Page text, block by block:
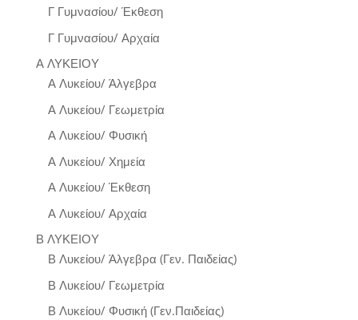
Γ Γυμνασίου/ Έκθεση
Γ Γυμνασίου/ Αρχαία
Α ΛΥΚΕΙΟΥ
Α Λυκείου/ Άλγεβρα
Α Λυκείου/ Γεωμετρία
Α Λυκείου/ Φυσική
Α Λυκείου/ Χημεία
Α Λυκείου/ Έκθεση
Α Λυκείου/ Αρχαία
Β ΛΥΚΕΙΟΥ
Β Λυκείου/ Άλγεβρα (Γεν. Παιδείας)
Β Λυκείου/ Γεωμετρία
Β Λυκείου/ Φυσική (Γεν.Παιδείας)